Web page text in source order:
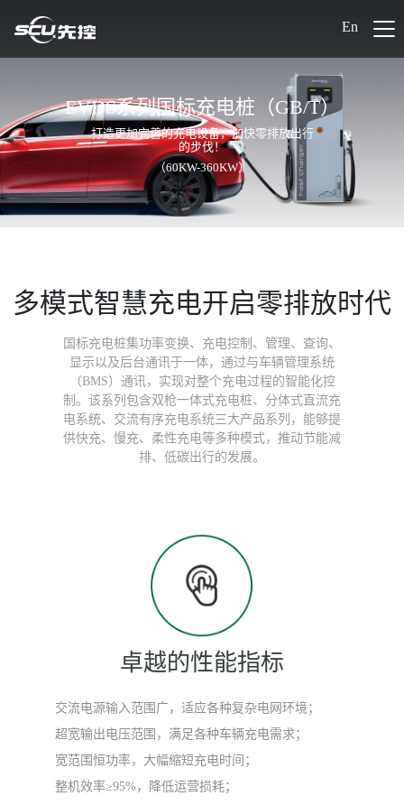
En
EVDS系列国标充电桩（GB/T）
打造更加完善的充电设备，加快零排放出行
的步伐！
（60KW-360KW）
多模式智慧充电开启零排放时代
国标充电桩集功率变换、充电控制、管理、查询、
显示以及后台通讯于一体，通过与车辆管理系统
（BMS）通讯，实现对整个充电过程的智能化控
制。该系列包含双枪一体式充电桩、分体式直流充
电系统、交流有序充电系统三大产品系列，能够提
供快充、慢充、柔性充电等多种模式，推动节能减
排、低碳出行的发展。
卓越的性能指标
交流电源输入范围广，适应各种复杂电网环境；
超宽输出电压范围，满足各种车辆充电需求；
宽范围恒功率，大幅缩短充电时间；
整机效率≥95%，降低运营损耗；